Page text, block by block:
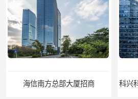
海信南方总部大厦招商